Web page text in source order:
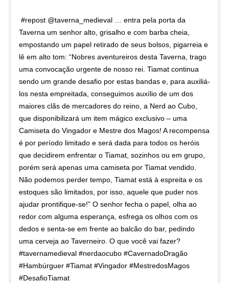
#repost @taverna_medieval … entra pela porta da
Taverna um senhor alto, grisalho e com barba cheia,
empostando um papel retirado de seus bolsos, pigarreia e
lê em alto tom: “Nobres aventureiros desta Taverna, trago
uma convocação urgente de nosso rei. Tiamat continua
sendo um grande desafio por estas bandas e, para auxiliá-
los nesta empreitada, conseguimos auxílio de um dos
maiores clãs de mercadores do reino, a Nerd ao Cubo,
que disponibilizará um item mágico exclusivo – uma
Camiseta do Vingador e Mestre dos Magos! A recompensa
é por período limitado e será dada para todos os heróis
que decidirem enfrentar o Tiamat, sozinhos ou em grupo,
porém será apenas uma camiseta por Tiamat vendido.
Não podemos perder tempo, Tiamat está à espreita e os
estoques são limitados, por isso, aquele que puder nos
ajudar prontifique-se!” O senhor fecha o papel, olha ao
redor com alguma esperança, esfrega os olhos com os
dedos e senta-se em frente ao balcão do bar, pedindo
uma cerveja ao Taverneiro. O que você vai fazer?
#tavernamedieval #nerdaocubo #CavernadoDragão
#Hambúrguer #Tiamat #Vingador #MestredosMagos
#DesafioTiamat